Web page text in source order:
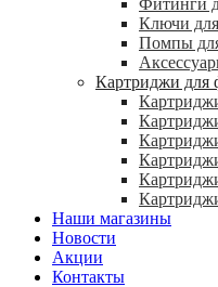
Фитинги
Ключи
Помпы
Картриджи для
Наши магазины
Новости
Акции
Контакты